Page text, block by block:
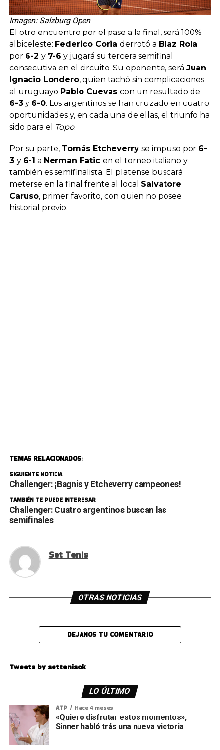
Imagen: Salzburg Open
El otro encuentro por el pase a la final, será 100%
albiceleste: Federico Coria derrotó a Blaz Rola
por 6-2 y 7-6 y jugará su tercera semifinal
consecutiva en el circuito. Su oponente, será Juan
Ignacio Londero, quien tachó sin complicaciones
al uruguayo Pablo Cuevas con un resultado de
6-3y 6-0. Los argentinos se han cruzado en cuatro
oportunidades y, en cada una de ellas, el triunfo ha
sido para el
Topo.
Por su parte, Tomás Etcheverry se impuso por 6-
3 y 6-1 a Nerman Fatic en el torneo italiano y
también es semifinalista. El platense buscará
meterse en la final frente al local Salvatore
Caruso, primer favorito, con quien no posee
historial previo.
TEMAS RELACIONADOS:
SIGUIENTE NOTICIA
Challenger: ¡Bagnis y Etcheverry campeones!
TAMBIÉN TE PUEDE INTERESAR
Challenger: Cuatro argentinos buscan las
semifinales
Set Tenis
OTRAS NOTICIAS
DEJANOS TU COMENTARIO
Tweets by settenisok
LO ÚLTIMO
ATP Hace 4 meses
«Quiero disfrutar estos momentos»,
Sinner habló trás una nueva victoria